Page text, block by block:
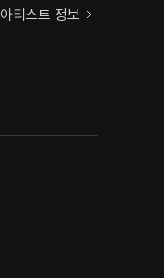
아티스트 정보